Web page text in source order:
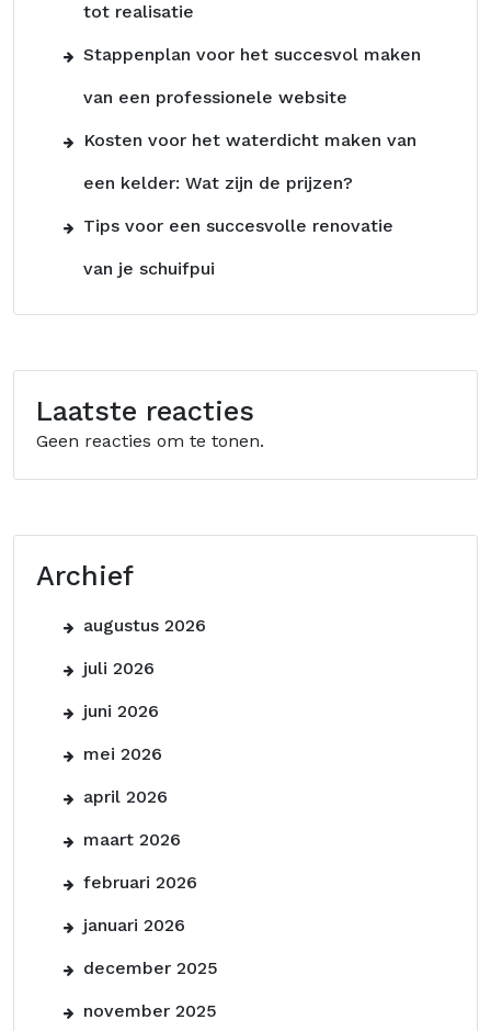
tot realisatie
Stappenplan voor het succesvol maken
van een professionele website
Kosten voor het waterdicht maken van
een kelder: Wat zijn de prijzen?
Tips voor een succesvolle renovatie
van je schuifpui
Laatste reacties
Geen reacties om te tonen.
Archief
augustus 2026
juli 2026
juni 2026
mei 2026
april 2026
maart 2026
februari 2026
januari 2026
december 2025
november 2025